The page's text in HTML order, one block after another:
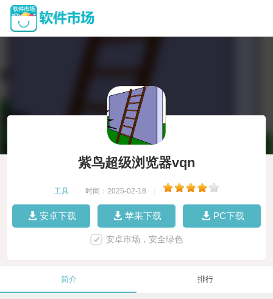
紫鸟超级浏览器vqn
工具 时间：2025-02-18
安卓下载 苹果下载 PC下载
安卓市场，安全绿色
简介 排行